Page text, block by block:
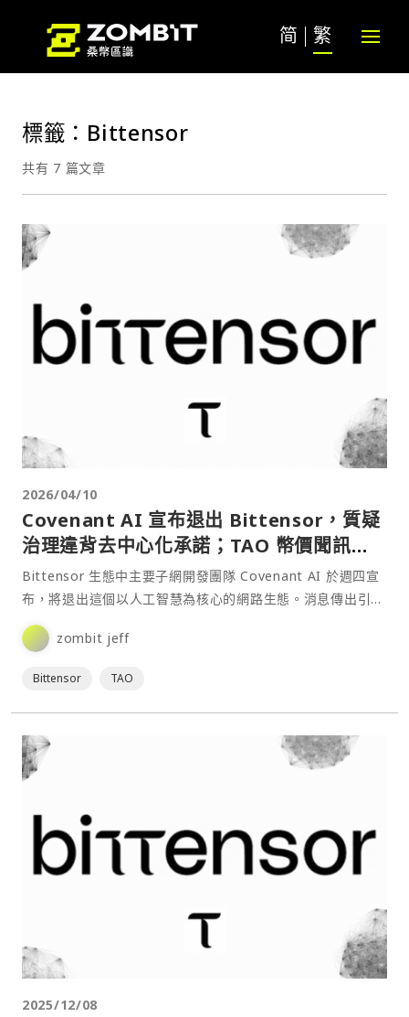
简 繁
標籤：Bittensor
共有 7 篇文章
2026/04/10
Covenant AI 宣布退出 Bittensor，質疑
治理違背去中心化承諾；TAO 幣價聞訊暴
跌
Bittensor 生態中主要子網開發團隊 Covenant AI 於週四宣
布，將退出這個以人工智慧為核心的網路生態。消息傳出引發
TAO 代幣重挫，過去 24 小⋯
zombit jeff
Bittensor TAO
2025/12/08